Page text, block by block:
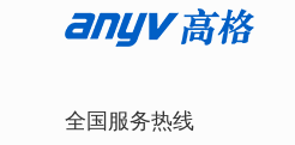
全国服务热线